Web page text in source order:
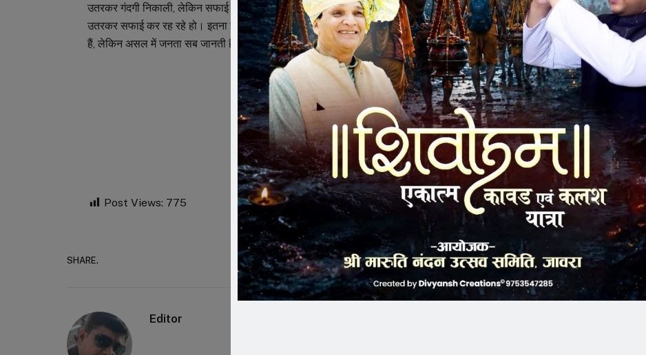
उतरकर गंदगी निकाली, लेकिन सफाई कर्मचारियों के साथ खड़े रहकर वार्ड पाषर्दो ने फोटो तो ऐसे खिंचाए जैसे खुद ही नालों में
उतरकर सफाई कर रह रहे हो। इतना ही नहीं फोटो खिंचवाकर सोशल मीडिया प्लेटफार्म पर डालकर अपनी नेतागिरी भी चमका रहे
हैं, लेकिन असल में जनता सब जानती हैं, कोन अपने वार्ड में कितना काम कर रहा हैं और कोन केवल दिखावा कर कर रहा हैं।
Post Views: 775
SHARE.
Facebook Twitter Pinterest LinkedIn Tumblr Telegram Email
Editor